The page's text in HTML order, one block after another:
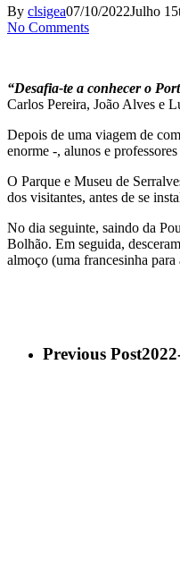
By clsigea07/10/2022Julho
No Comments
“Desafia-te a conhecer o
Carlos Pereira, João Alves e
Depois de uma viagem de
enorme -, alunos e
O Parque e Museu de
dos visitantes, antes de se
No dia seguinte, saindo da
Bolhão. Em seguida,
almoço (uma francesinha
Previous Post